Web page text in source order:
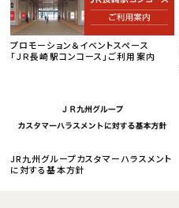
プロモーション＆イベントスペース
「ＪＲ長崎駅コンコース」ご利用案内
JR九州グループカスタマーハラスメント
に対する基本方針